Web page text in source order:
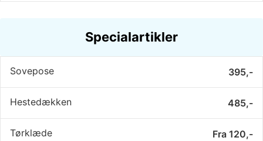
Specialartikler
Sovepose 395,-
Hestedækken 485,-
Tørklæde Fra 120,-